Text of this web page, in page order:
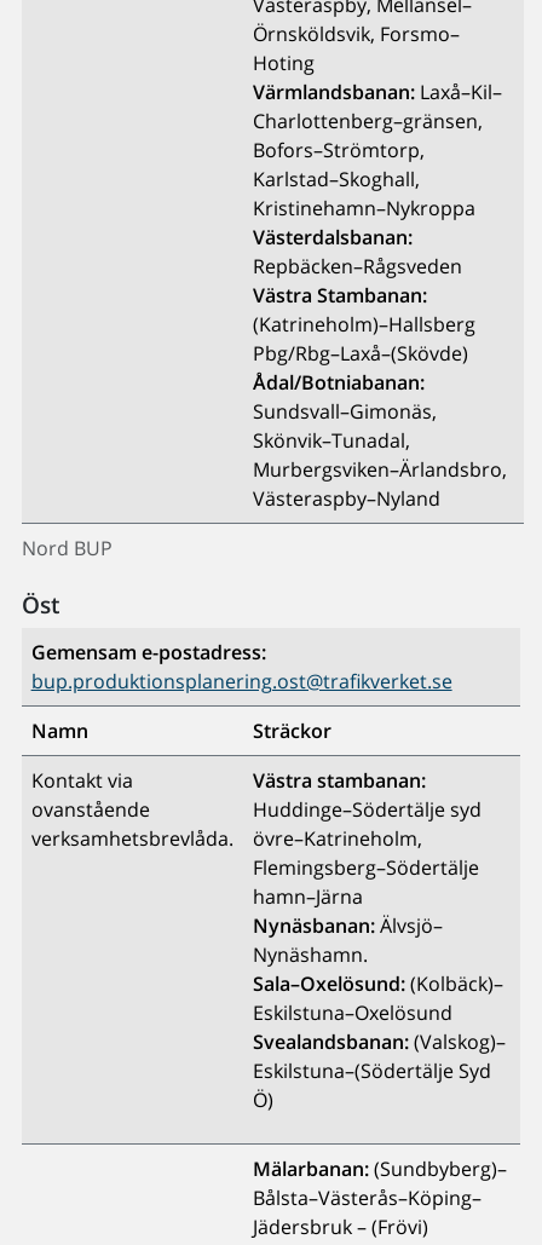
Nord BUP
Örnsköldsvik, Forsmo–
Hoting
Värmlandsbanan:Laxå–Kil–
Charlottenberg–gränsen,
Bofors–Strömtorp,
Karlstad–Skoghall,
Kristinehamn–Nykroppa
Västerdalsbanan:
Repbäcken–Rågsveden
Västra Stambanan:
(Katrineholm)–Hallsberg
Pbg/Rbg–Laxå–(Skövde)
Ådal/Botniabanan:
Sundsvall–Gimonäs,
Skönvik–Tunadal,
Murbergsviken–Ärlandsbro,
Västeraspby–Nyland
Öst
Gemensam e-postadress:
bup.produktionsplanering.ost@trafikverket.se
Namn
Sträckor
Kontakt via
ovanstående
verksamhetsbrevlåda.
Västra stambanan:
Huddinge–Södertälje syd
övre–Katrineholm,
Flemingsberg–Södertälje
hamn–Järna
Nynäsbanan:Älvsjö–
Nynäshamn.
Sala–Oxelösund:(Kolbäck)–
Eskilstuna–Oxelösund
Svealandsbanan:(Valskog)–
Eskilstuna–(Södertälje Syd
Ö)
Mälarbanan:(Sundbyberg)–
Bålsta–Västerås–Köping–
Jädersbruk – (Frövi)